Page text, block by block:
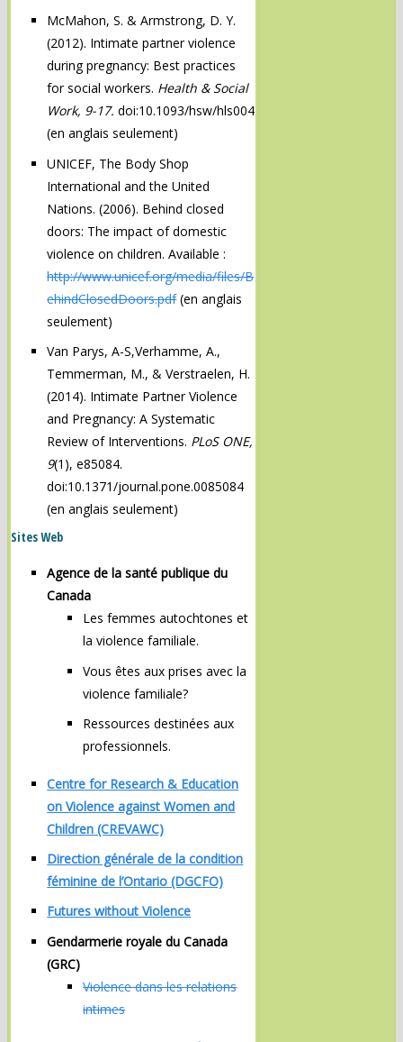
McMahon, S. & Armstrong, D. Y.
(2012). Intimate partner violence
during pregnancy: Best practices
for social workers. Health & Social
Work, 9-17.doi:10.1093/hsw/hls004
(en anglais seulement)
UNICEF, The Body Shop
International and the United
Nations. (2006). Behind closed
doors: The impact of domestic
violence on children. Available :
http://www.unicef.org/media/files/B
ehindClosedDoors.pdf(en anglais
seulement)
Van Parys, A-S,Verhamme, A.,
Temmerman, M., & Verstraelen, H.
(2014). Intimate Partner Violence
and Pregnancy: A Systematic
Review of Interventions. PLoS ONE,
9(1), e85084.
doi:10.1371/journal.pone.0085084
(en anglais seulement)
Sites Web
Agence de la santé publique du
Canada
Les femmes autochtones et
la violence familiale.
Vous êtes aux prises avec la
violence familiale?
Ressources destinées aux
professionnels.
Centre for Research & Education
on Violence against Women and
Children (CREVAWC)
Direction générale de la condition
féminine de l’Ontario (DGCFO)
Futures without Violence
Gendarmerie royale du Canada
(GRC)
Violence dans les relations
intimes